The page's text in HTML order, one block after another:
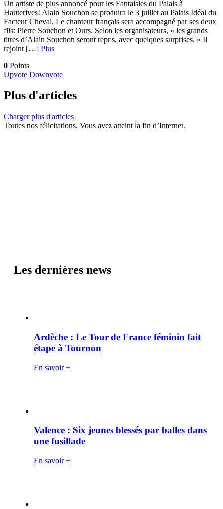
Un artiste de plus annoncé pour les Fantaisies du Palais à
Hauterives! Alain Souchon se produira le 3 juillet au Palais Idéal du
Facteur Cheval. Le chanteur français sera accompagné par ses deux
fils: Pierre Souchon et Ours. Selon les organisateurs, « les grands
titres d’Alain Souchon seront repris, avec quelques surprises. » Il
rejoint […] Plus
0 Points
Upvote Downvote
Plus d'articles
Charger plus d'articles
Toutes nos félicitations. Vous avez atteint la fin d’Internet.
Les dernières news
Ardèche : Le Tour de France féminin fait
étape à Tournon
En savoir +
Valence : Six jeunes blessés par balles dans
une fusillade
En savoir +